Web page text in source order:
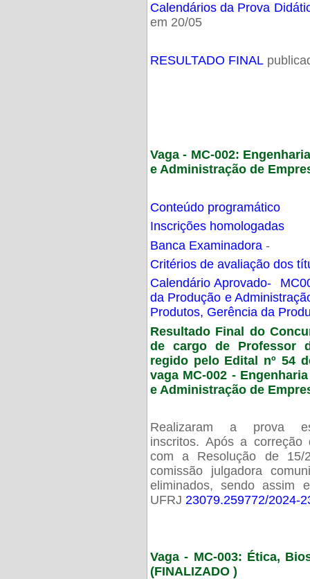
Calendários da Prova
em 20/05
RESULTADO FINAL
Vaga - MC-002:
e Administração de
Conteúdo programático
Inscrições homologadas
Banca Examinadora -
Critérios de avaliação dos
Calendário Aprovado-
da Produção e
Produtos, Gerência da
Resultado Final do
de cargo de Professor
regido pelo Edital nº 54
vaga MC-002 -
e Administração de
Realizaram a prova
inscritos. Após a
com a Resolução de 15/
comissão julgadora
eliminados, sendo assim
UFRJ 23079.259772/2024-
Vaga - MC-003: Ética,
(FINALIZADO )